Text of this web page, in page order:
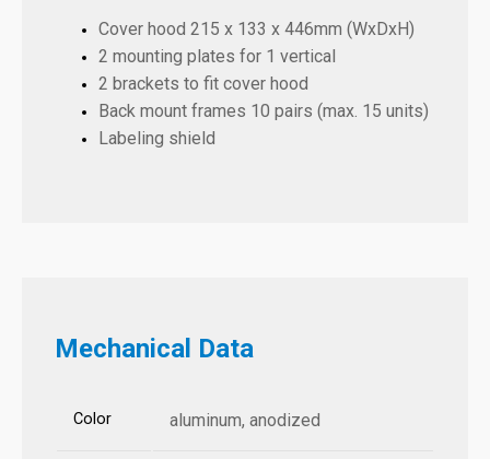
Cover hood 215 x 133 x 446mm (WxDxH)
2 mounting plates for 1 vertical
2 brackets to fit cover hood
Back mount frames 10 pairs (max. 15 units)
Labeling shield
Mechanical Data
Color aluminum, anodized